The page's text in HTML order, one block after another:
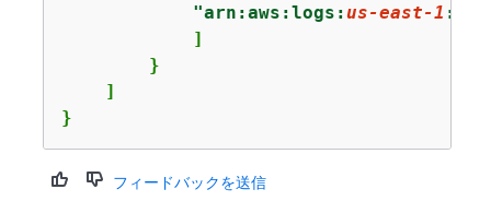
"arn:aws:logs:us-east-1 :
            ]
        }
    ]
}
フィードバックを送信